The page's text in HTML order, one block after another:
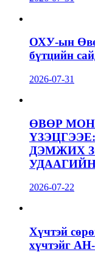
ОХУ-ын
бүтцийн
2026-07-31
ӨВӨР
ДЭМЖИХ
2026-07-22
Хүчтэй
хүчтэйг